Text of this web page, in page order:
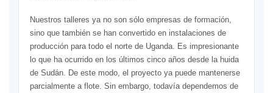
Nuestros talleres ya no son sólo empresas de formación,
sino que también se han convertido en instalaciones de
producción para todo el norte de Uganda. Es impresionante
lo que ha ocurrido en los últimos cinco años desde la huida
de Sudán. De este modo, el proyecto ya puede mantenerse
parcialmente a flote. Sin embargo, todavía dependemos de